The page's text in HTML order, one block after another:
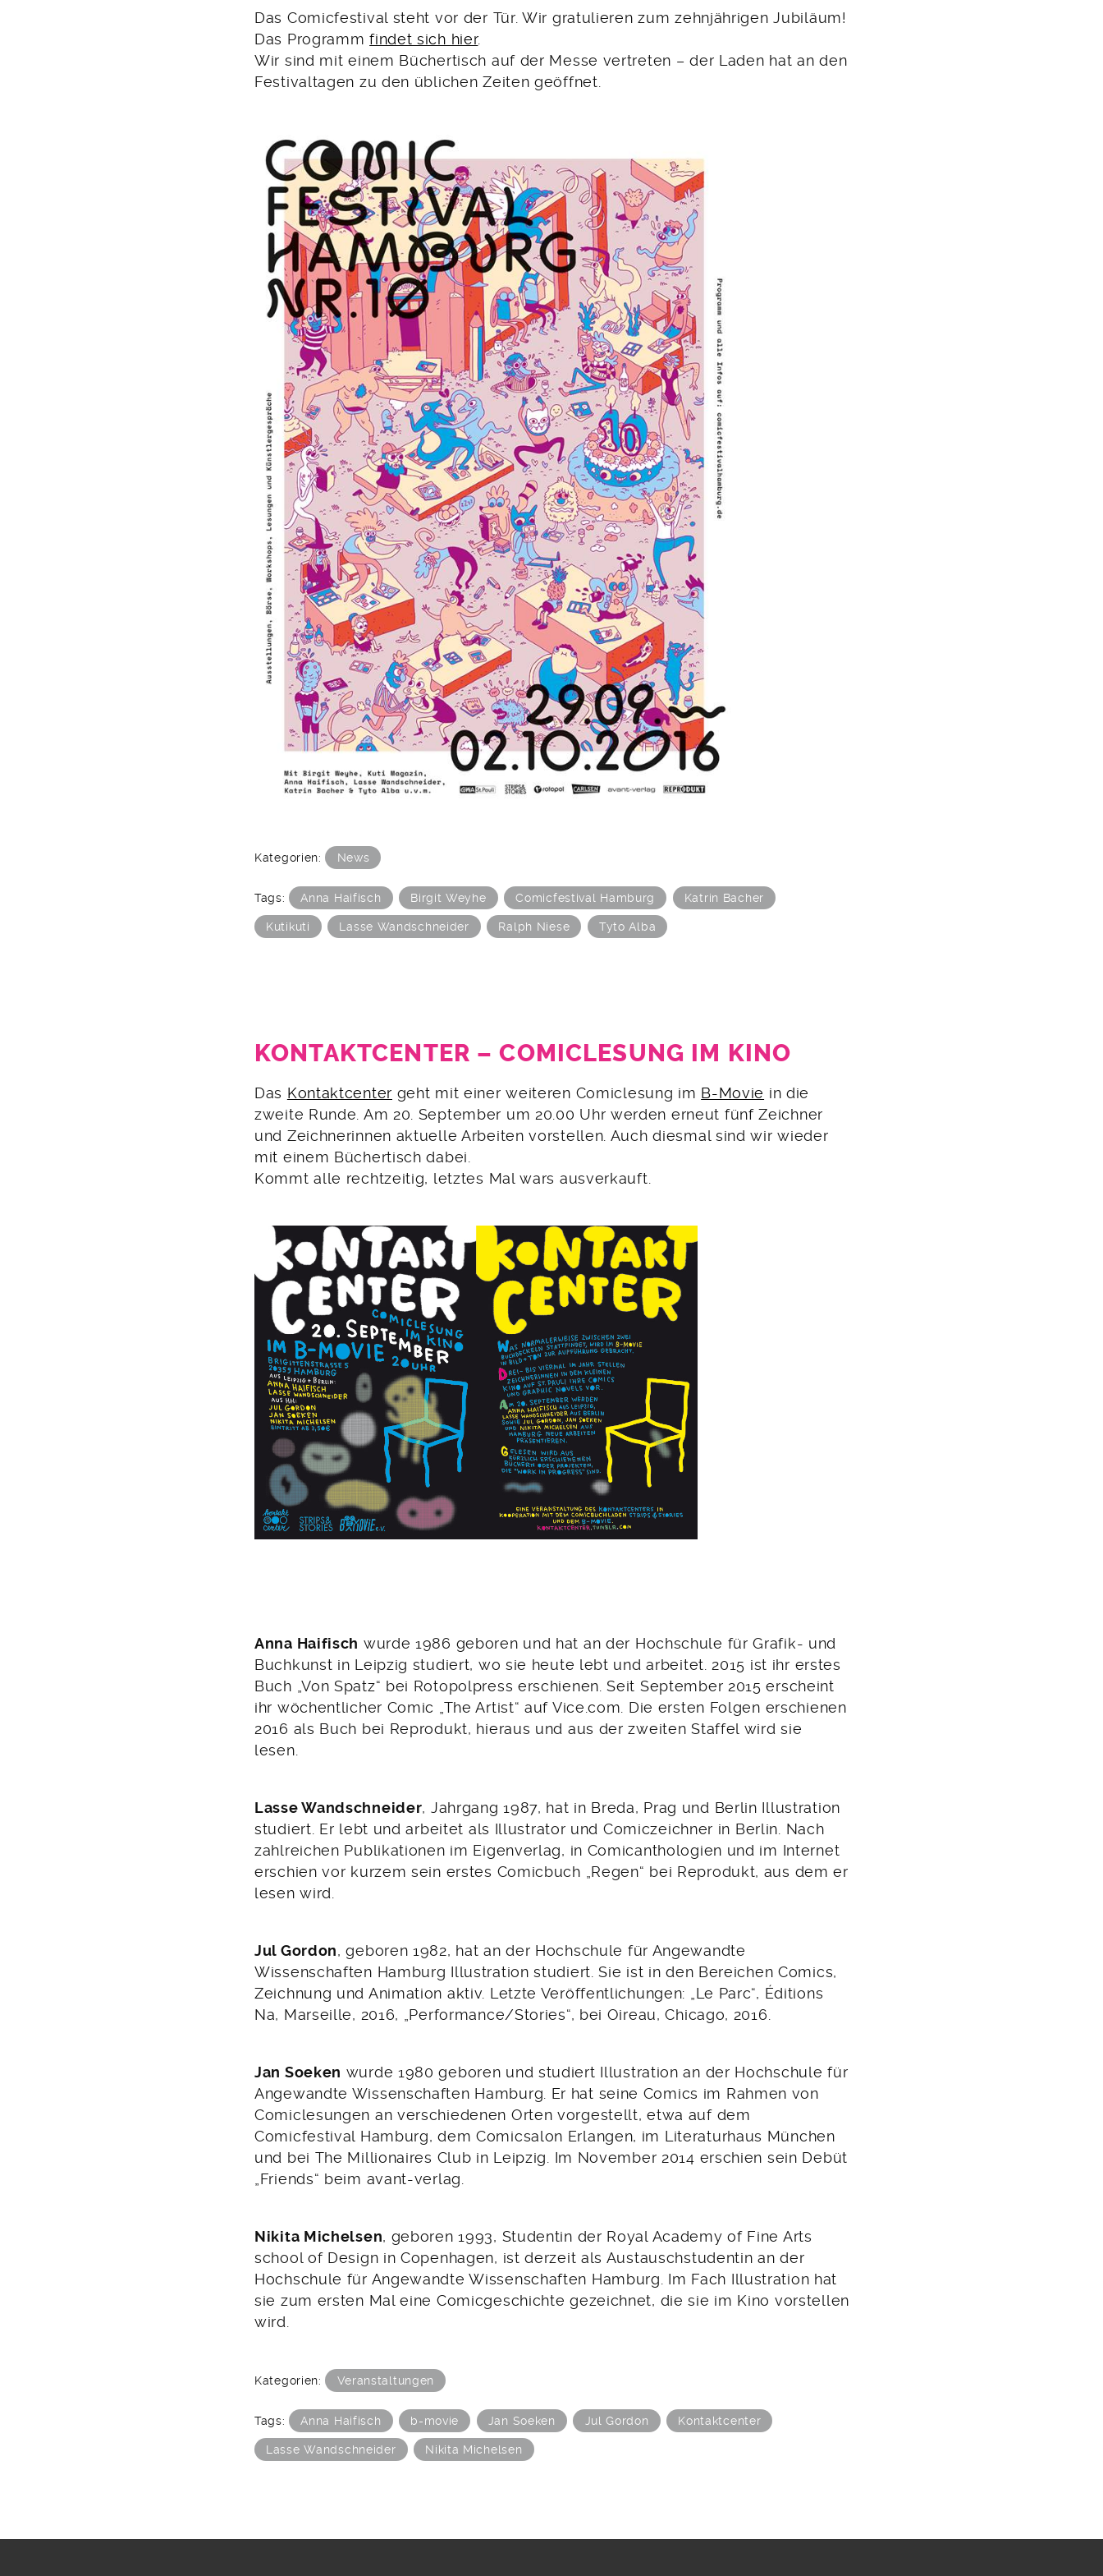
Das Comicfestival steht vor der Tür. Wir gratulieren zum zehnjährigen Jubiläum!
Das Programmfindet sich hier.
Wir sind mit einem Büchertisch auf der Messe vertreten – der Laden hat an den
Festivaltagen zu den üblichen Zeiten geöffnet.
Kategorien: News
Tags: Anna Haifisch Birgit Weyhe Comicfestival Hamburg Katrin Bacher
Kutikuti Lasse Wandschneider Ralph Niese Tyto Alba
KONTAKTCENTER – COMICLESUNG IM KINO
Das Kontaktcenter geht mit einer weiteren Comiclesung im B-Movie in die
zweite Runde. Am 20. September um 20.00 Uhr werden erneut fünf Zeichner
und Zeichnerinnen aktuelle Arbeiten vorstellen. Auch diesmal sind wir wieder
mit einem Büchertisch dabei.
Kommt alle rechtzeitig, letztes Mal wars ausverkauft.
Anna Haifisch wurde 1986 geboren und hat an der Hochschule für Grafik- und
Buchkunst in Leipzig studiert, wo sie heute lebt und arbeitet. 2015 ist ihr erstes
Buch „Von Spatz“ bei Rotopolpress erschienen. Seit September 2015 erscheint
ihr wöchentlicher Comic „The Artist“ auf Vice.com. Die ersten Folgen erschienen
2016 als Buch bei Reprodukt, hieraus und aus der zweiten Staffel wird sie
lesen.
Lasse Wandschneider, Jahrgang 1987, hat in Breda, Prag und Berlin Illustration
studiert. Er lebt und arbeitet als Illustrator und Comiczeichner in Berlin. Nach
zahlreichen Publikationen im Eigenverlag, in Comicanthologien und im Internet
erschien vor kurzem sein erstes Comicbuch „Regen“ bei Reprodukt, aus dem er
lesen wird.
Jul Gordon, geboren 1982, hat an der Hochschule für Angewandte
Wissenschaften Hamburg Illustration studiert. Sie ist in den Bereichen Comics,
Zeichnung und Animation aktiv. Letzte Veröffentlichungen: „Le Parc“, Éditions
Na, Marseille, 2016, „Performance/Stories“, bei Oireau, Chicago, 2016.
Jan Soeken wurde 1980 geboren und studiert Illustration an der Hochschule für
Angewandte Wissenschaften Hamburg. Er hat seine Comics im Rahmen von
Comiclesungen an verschiedenen Orten vorgestellt, etwa auf dem
Comicfestival Hamburg, dem Comicsalon Erlangen, im Literaturhaus München
und bei The Millionaires Club in Leipzig. Im November 2014 erschien sein Debüt
„Friends“ beim avant-verlag.
Nikita Michelsen, geboren 1993, Studentin der Royal Academy of Fine Arts
school of Design in Copenhagen, ist derzeit als Austauschstudentin an der
Hochschule für Angewandte Wissenschaften Hamburg. Im Fach Illustration hat
sie zum ersten Mal eine Comicgeschichte gezeichnet, die sie im Kino vorstellen
wird.
Kategorien: Veranstaltungen
Tags: Anna Haifisch b-movie Jan Soeken Jul Gordon Kontaktcenter
Lasse Wandschneider Nikita Michelsen